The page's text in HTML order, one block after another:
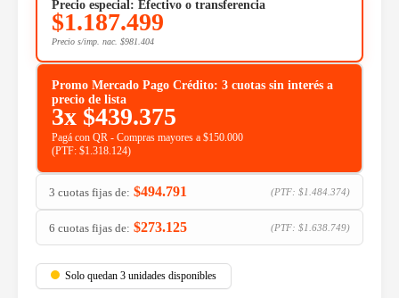
Precio especial: Efectivo o transferencia
$1.187.499
Precio s/imp. nac. $981.404
Promo Mercado Pago Crédito: 3 cuotas sin interés a
precio de lista
3x $439.375
Pagá con QR - Compras mayores a $150.000
(PTF: $1.318.124)
3 cuotas fijas de: $494.791 (PTF: $1.484.374)
6 cuotas fijas de: $273.125 (PTF: $1.638.749)
Solo quedan 3 unidades disponibles